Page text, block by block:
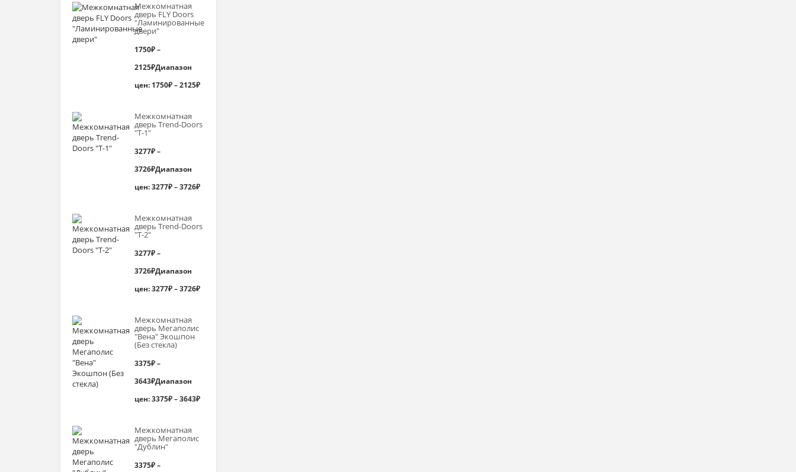
Межкомнатная
дверь FLY Doors
"Ламинированные
двери"
1750₽–
2125₽Диапазон
цен: 1750₽ – 2125₽
Межкомнатная
дверь Trend-Doоrs
"Т-1"
3277₽–
3726₽Диапазон
цен: 3277₽ – 3726₽
Межкомнатная
дверь Trend-Doоrs
"Т-2"
3277₽–
3726₽Диапазон
цен: 3277₽ – 3726₽
Межкомнатная
дверь Мегаполис
"Вена" Экошпон
(Без стекла)
3375₽–
3643₽Диапазон
цен: 3375₽ – 3643₽
Межкомнатная
дверь Мегаполис
"Дублин"
3375₽–